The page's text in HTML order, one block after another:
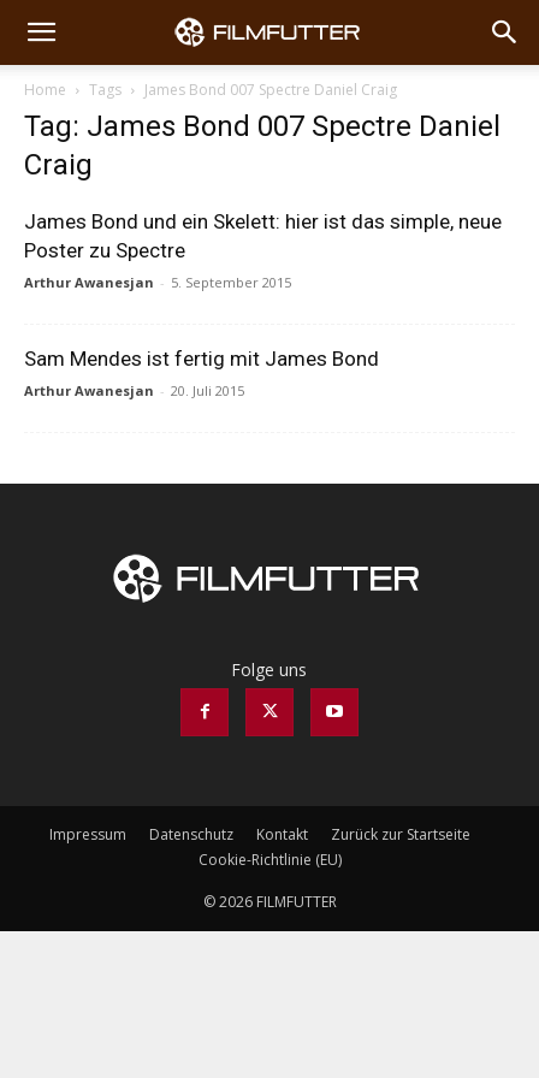
Home Tags James Bond 007 Spectre Daniel Craig
Tag: James Bond 007 Spectre Daniel
Craig
James Bond und ein Skelett: hier ist das simple, neue
Poster zu Spectre
Arthur Awanesjan - 5. September 2015
Sam Mendes ist fertig mit James Bond
Arthur Awanesjan - 20. Juli 2015
Folge uns
Impressum Datenschutz Kontakt
Zurück zur Startseite
Cookie-Richtlinie (EU)
© 2026 FILMFUTTER